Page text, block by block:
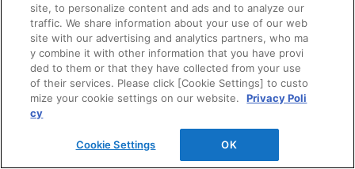
交換用部品の購入
修理・点検
お問い合わせ
site, to personalize content and ads and to analyze our
traffic. We share information about your use of our web
site with our advertising and analytics partners, who ma
y combine it with other information that you have provi
ded to them or that they have collected from your use
of their services. Please click [Cookie Settings] to custo
mize your cookie settings on our website.
Privacy Poli
cy
Cookie Settings OK